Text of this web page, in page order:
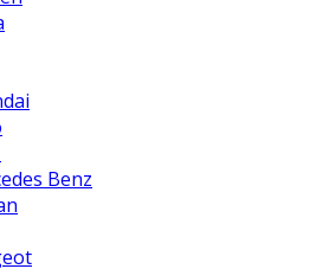
Benz